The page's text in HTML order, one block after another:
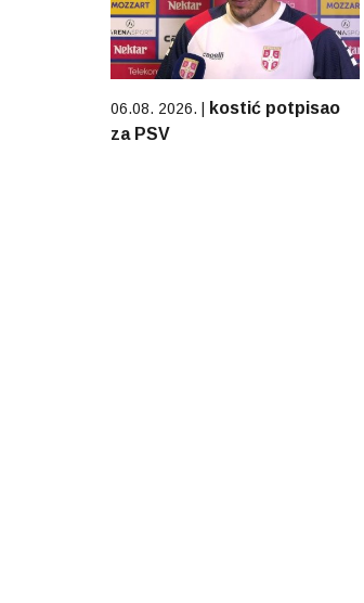
06.08. 2026. |
kostić potpisao
za PSV